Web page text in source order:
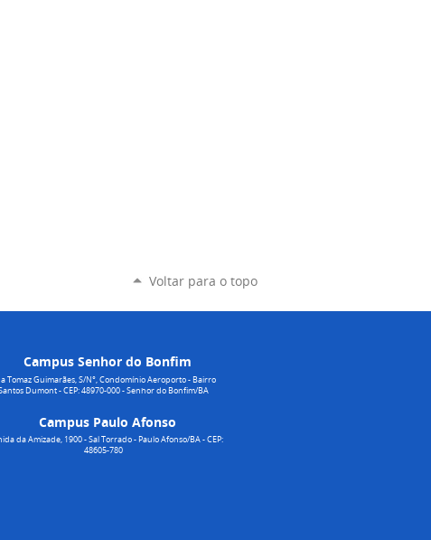
Voltar para o topo
Campus Senhor do Bonfim
Tomaz Guimarães, S/N°, Condomínio Aeroporto - Bairro
Dumont - CEP: 48970-000 - Senhor do Bonfim/BA
Campus Paulo Afonso
da Amizade, 1900 - Sal Torrado - Paulo Afonso/BA - CEP:
48605-780